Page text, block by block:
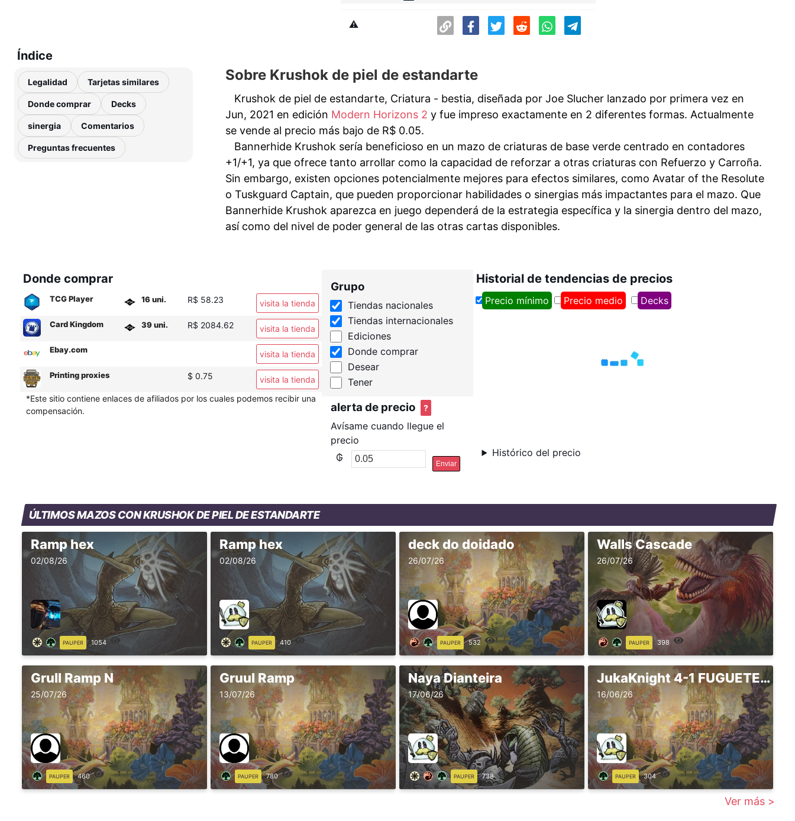
⚠️
Índice
Legalidad Tarjetas similares
Donde comprar Decks
sinergia Comentarios
Preguntas frecuentes
Sobre Krushok de piel de estandarte
Krushok de piel de estandarte, Criatura - bestia, diseñada por Joe Slucher lanzado por primera vez en
Jun, 2021 en edición Modern Horizons 2 y fue impreso exactamente en 2 diferentes formas. Actualmente
se vende al precio más bajo de R$ 0.05.
Bannerhide Krushok sería beneficioso en un mazo de criaturas de base verde centrado en contadores
+1/+1, ya que ofrece tanto arrollar como la capacidad de reforzar a otras criaturas con Refuerzo y Carroña.
Sin embargo, existen opciones potencialmente mejores para efectos similares, como Avatar of the Resolute
o Tuskguard Captain, que pueden proporcionar habilidades o sinergias más impactantes para el mazo. Que
Bannerhide Krushok aparezca en juego dependerá de la estrategia específica y la sinergia dentro del mazo,
así como del nivel de poder general de las otras cartas disponibles.
Donde comprar
TCG Player 16 uni. R$ 58.23 visita la tienda
Card Kingdom 39 uni. R$ 2084.62 visita la tienda
Ebay.com visita la tienda
Printing proxies $ 0.75
visita la tienda
*Este sitio contiene enlaces de afiliados por los cuales podemos recibir una
compensación.
Grupo
Tiendas nacionales
Tiendas internacionales
Ediciones
Donde comprar
Desear
Tener
alerta de precio ?
Avísame cuando llegue el
precio
₲
Enviar
Historial de tendencias de precios
Precio mínimo Precio medio Decks
Histórico del precio
ÚLTIMOS MAZOS CON KRUSHOK DE PIEL DE ESTANDARTE
Ramp hex
02/08/26
PAUPER 1054
Ramp hex
02/08/26
PAUPER 410
deck do doidado
26/07/26
PAUPER 532
Walls Cascade
26/07/26
PAUPER 398
Grull Ramp N
25/07/26
PAUPER 460
Gruul Ramp
13/07/26
PAUPER 780
Naya Dianteira
17/06/26
PAUPER 738
JukaKnight 4-1 FUGUETE CHAMP 295 - PLAY POINT
16/06/26
PAUPER 304
Ver más >